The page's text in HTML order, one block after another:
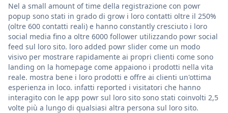
Nel a small amount of time della registrazione con powr
popup sono stati in grado di grow i loro contatti oltre il 250%
(oltre 600 contatti reali) e hanno constantly cresciuto i loro
social media fino a oltre 6000 follower utilizzando powr social
feed sul loro sito. loro added powr slider come un modo
visivo per mostrare rapidamente ai propri clienti come sono
landing on la homepage come appaiono i prodotti nella vita
reale. mostra bene i loro prodotti e offre ai clienti un'ottima
esperienza in loco. infatti reported i visitatori che hanno
interagito con le app powr sul loro sito sono stati coinvolti 2,5
volte più a lungo di qualsiasi altra persona sul loro sito.